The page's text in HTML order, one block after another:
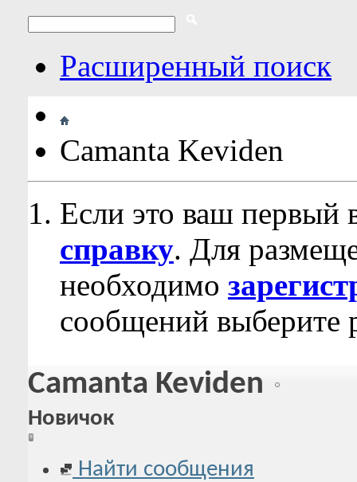
Расширенный поиск
Camanta Keviden
Если это ваш первый
справку. Для
необходимо
сообщений выберите
Camanta Keviden
Новичок
Найти сообщения